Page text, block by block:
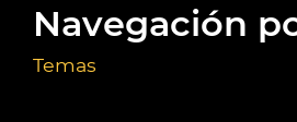
Navegación
Temas